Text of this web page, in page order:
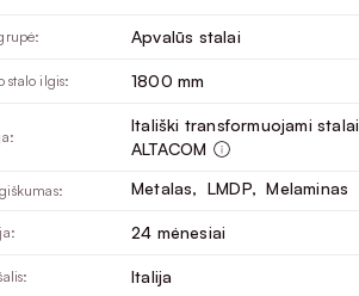
Apvalūs stalai
stalo ilgis: 1800 mm
Itališki transformuojami stalai
ALTACOM
Metalas, LMDP, Melaminas
24 mėnesiai
Italija